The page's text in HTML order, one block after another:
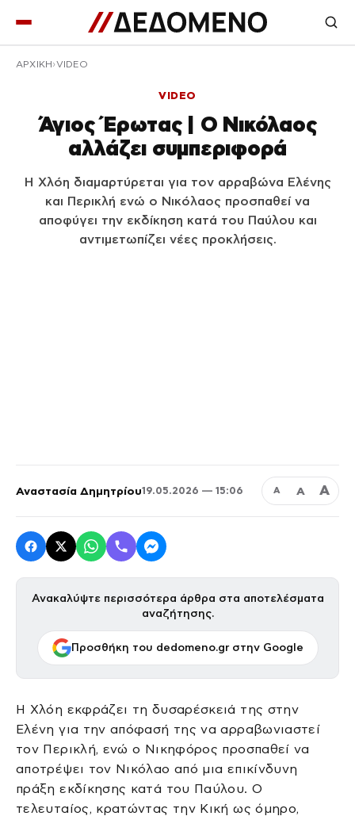
ΑΡΧΙΚΉ VIDEO
VIDEO
Άγιος Έρωτας | Ο Νικόλαος
αλλάζει συμπεριφορά
Η Χλόη διαμαρτύρεται για τον αρραβώνα Ελένης
και Περικλή ενώ ο Νικόλαος προσπαθεί να
αποφύγει την εκδίκηση κατά του Παύλου και
αντιμετωπίζει νέες προκλήσεις.
Αναστασία Δημητρίου19.05.2026 — 15:06 Α Α Α
Ανακαλύψτε περισσότερα άρθρα στα αποτελέσματα
αναζήτησης.
Προσθήκη του dedomeno.gr στην Google
Η Χλόη εκφράζει τη δυσαρέσκειά της στην
Ελένη για την απόφασή της να αρραβωνιαστεί
τον Περικλή, ενώ ο Νικηφόρος προσπαθεί να
αποτρέψει τον Νικόλαο από μια επικίνδυνη
πράξη εκδίκησης κατά του Παύλου. Ο
τελευταίος, κρατώντας την Κική ως όμηρο,